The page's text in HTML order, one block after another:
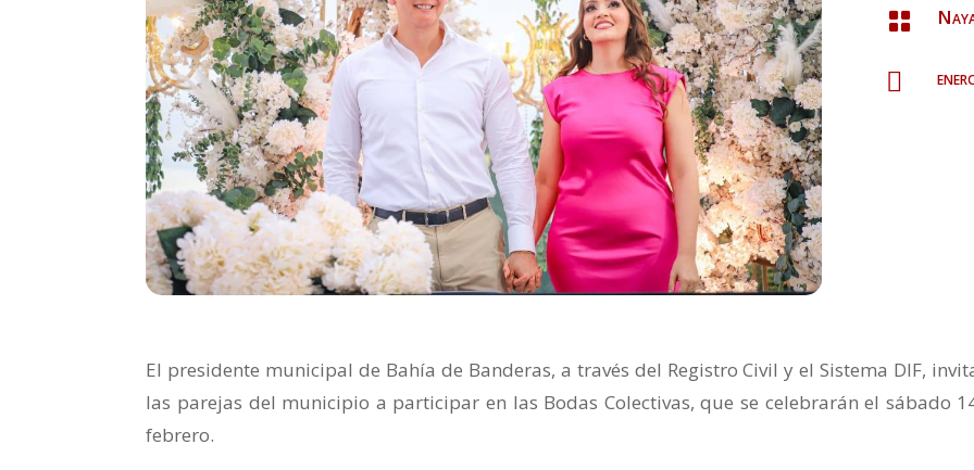


El presidente municipal de Bahía de Banderas, a través del Registro Civil y el Sistema DIF,
las parejas del municipio a participar en las Bodas Colectivas, que se celebrarán el sábado
febrero.